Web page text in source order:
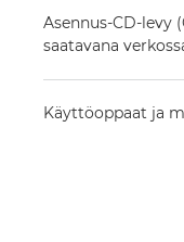
Asennus-CD-levy
saatavana
Käyttöoppaat ja